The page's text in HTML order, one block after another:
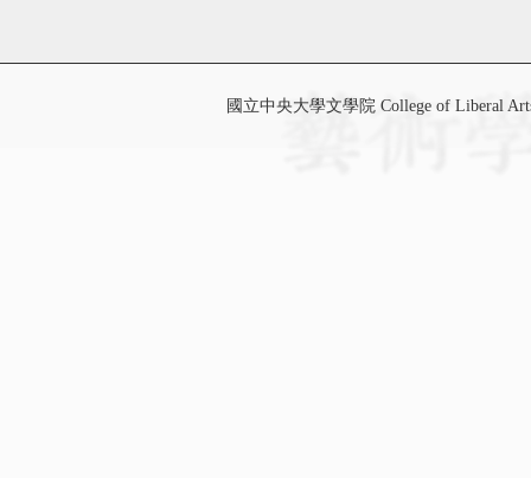
國立中央大學文學院 College of Liberal